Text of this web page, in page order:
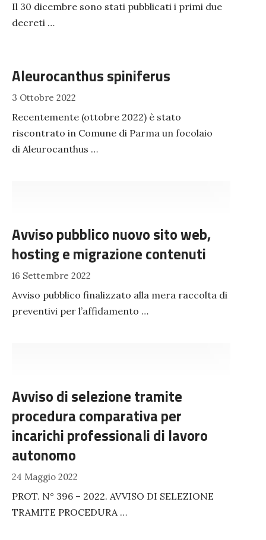
Il 30 dicembre sono stati pubblicati i primi due
decreti …
Aleurocanthus spiniferus
3 Ottobre 2022
Recentemente (ottobre 2022) è stato
riscontrato in Comune di Parma un focolaio
di Aleurocanthus …
Avviso pubblico nuovo sito web,
hosting e migrazione contenuti
16 Settembre 2022
Avviso pubblico finalizzato alla mera raccolta di
preventivi per l’affidamento …
Avviso di selezione tramite
procedura comparativa per
incarichi professionali di lavoro
autonomo
24 Maggio 2022
PROT. N° 396 – 2022. AVVISO DI SELEZIONE
TRAMITE PROCEDURA …